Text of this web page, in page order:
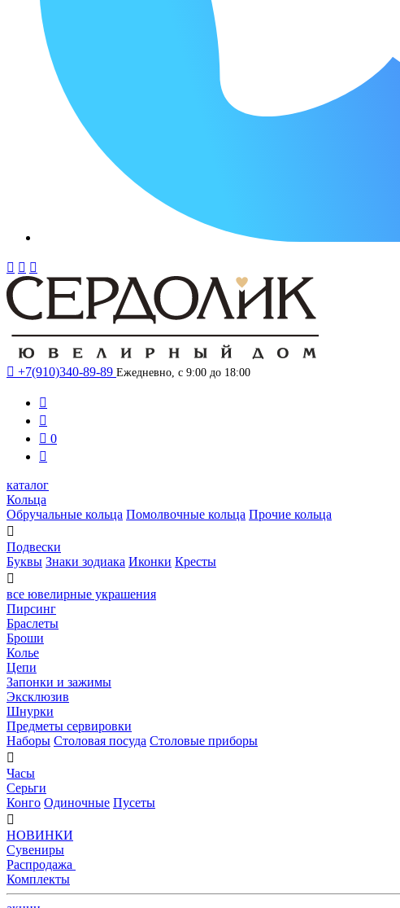
  
 +7(910)340-89-89 Ежедневно, с 9:00 до 18:00


 0

каталог
Кольца
Обручальные кольца Помолвочные кольца Прочие кольца

Подвески
Буквы Знаки зодиака Иконки Кресты

все ювелирные украшения
Пирсинг
Браслеты
Броши
Колье
Цепи
Запонки и зажимы
Эксклюзив
Шнурки
Предметы сервировки
Наборы Столовая посуда Столовые приборы

Часы
Серьги
Конго Одиночные Пусеты

НОВИНКИ
Сувениры
Распродажа
Комплекты